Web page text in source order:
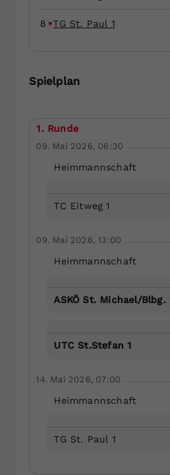
8 TG St. Paul 1
Spielplan
1. Runde
09. Mai 2026, 06:30
Heimmannschaft
TC Eitweg 1
09. Mai 2026, 13:00
Heimmannschaft
ASKÖ St. Michael/Blbg.
UTC St.Stefan 1
14. Mai 2026, 07:00
Heimmannschaft
TG St. Paul 1
Einstellungen.